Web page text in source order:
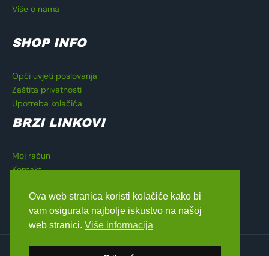
Više o nama
SHOP INFO
Opći uvjeti poslovanja
Zaštita privatnosti
Upotreba kolačića
BRZI LINKOVI
Moj račun
Kontakt
Blagajna
Ova web stranica koristi kolačiće kako bi
vam osigurala najbolje iskustvo na našoj
web stranici. Više informacija